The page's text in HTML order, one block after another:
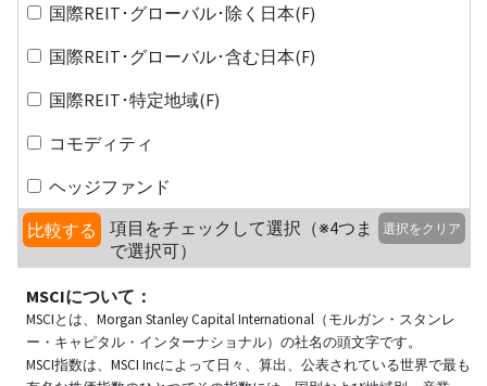
国際REIT･グローバル･除く日本(F)
国際REIT･グローバル･含む日本(F)
国際REIT･特定地域(F)
コモディティ
ヘッジファンド
比較する
項目をチェックして選択（※4つま
で選択可）
選択をクリア
MSCIについて：
MSCIとは、Morgan Stanley Capital International（モルガン・スタンレ
ー・キャピタル・インターナショナル）の社名の頭文字です。
MSCI指数は、MSCI Incによって日々、算出、公表されている世界で最も